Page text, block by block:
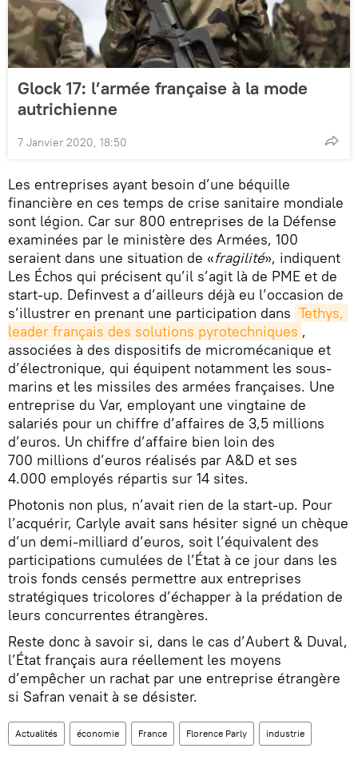
Glock 17: l’armée française à la mode
autrichienne
7 Janvier 2020, 18:50
Les entreprises ayant besoin d’une béquille
financière en ces temps de crise sanitaire mondiale
sont légion. Car sur 800 entreprises de la Défense
examinées par le ministère des Armées, 100
seraient dans une situation de «fragilité», indiquent
Les Échos qui précisent qu’il s’agit là de PME et de
start-up. Definvest a d’ailleurs déjà eu l’occasion de
s’illustrer en prenant une participation dans Tethys,
leader français des solutions pyrotechniques ,
associées à des dispositifs de micromécanique et
d’électronique, qui équipent notamment les sous-
marins et les missiles des armées françaises. Une
entreprise du Var, employant une vingtaine de
salariés pour un chiffre d’affaires de 3,5 millions
d’euros. Un chiffre d’affaire bien loin des
700 millions d’euros réalisés par A&D et ses
4.000 employés répartis sur 14 sites.
Photonis non plus, n’avait rien de la start-up. Pour
l’acquérir, Carlyle avait sans hésiter signé un chèque
d’un demi-milliard d’euros, soit l’équivalent des
participations cumulées de l’État à ce jour dans les
trois fonds censés permettre aux entreprises
stratégiques tricolores d’échapper à la prédation de
leurs concurrentes étrangères.
Reste donc à savoir si, dans le cas d’Aubert & Duval,
l’État français aura réellement les moyens
d’empêcher un rachat par une entreprise étrangère
si Safran venait à se désister.
Actualités économie France Florence Parly industrie